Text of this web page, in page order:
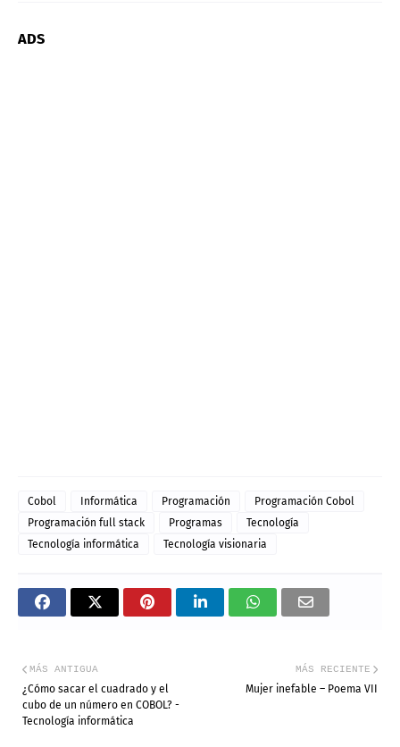
ADS
Cobol Informática Programación
Programación Cobol
Programación full stack
Programas
Tecnología
Tecnología informática
Tecnología visionaria
MÁS RECIENTE
Mujer inefable – Poema VII
MÁS ANTIGUA
¿Cómo sacar el cuadrado y el
cubo de un número en COBOL? -
Tecnología informática